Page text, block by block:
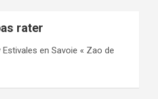
le
rater
en Savoie « Zao de